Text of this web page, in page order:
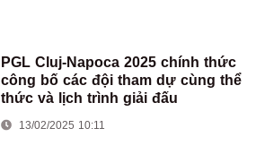
PGL Cluj-Napoca 2025 chính thức
công bố các đội tham dự cùng thể
thức và lịch trình giải đấu
13/02/2025 10:11